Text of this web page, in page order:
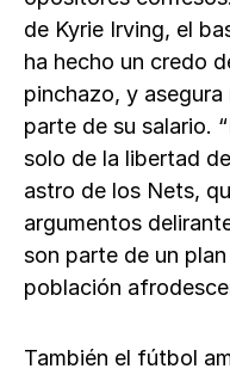
de Kyrie Irving, el
ha hecho un credo
pinchazo, y
parte de su salario.
solo de la libertad
astro de los Nets,
argumentos
son parte de un
población
También el fútbol